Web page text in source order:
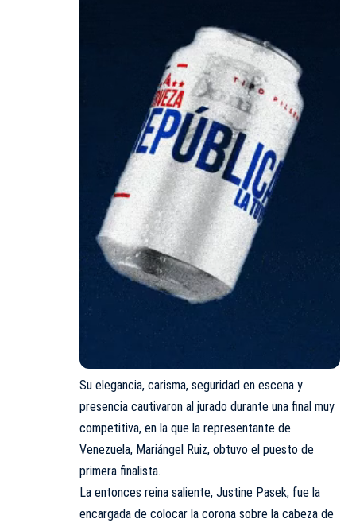
Su elegancia, carisma, seguridad en escena y
presencia cautivaron al jurado durante una final muy
competitiva, en la que la representante de
Venezuela, Mariángel Ruiz, obtuvo el puesto de
primera finalista.
La entonces reina saliente, Justine Pasek, fue la
encargada de colocar la corona sobre la cabeza de